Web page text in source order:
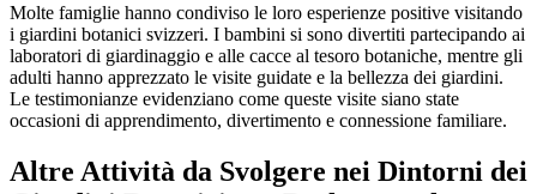
Molte famiglie hanno condiviso le loro esperienze positive visitando
i giardini botanici svizzeri. I bambini si sono divertiti partecipando ai
laboratori di giardinaggio e alle cacce al tesoro botaniche, mentre gli
adulti hanno apprezzato le visite guidate e la bellezza dei giardini.
Le testimonianze evidenziano come queste visite siano state
occasioni di apprendimento, divertimento e connessione familiare.
Altre Attività da Svolgere nei Dintorni dei